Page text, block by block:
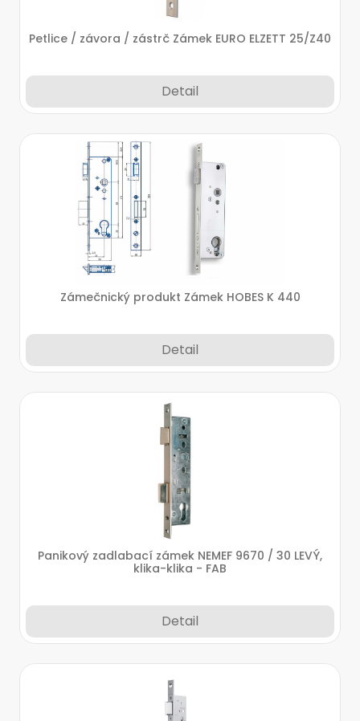
Petlice / závora / zástrč Zámek EURO ELZETT 25/Z40
Detail
Zámečnický produkt Zámek HOBES K 440
Detail
Panikový zadlabací zámek NEMEF 9670 / 30 LEVÝ,
klika-klika - FAB
Detail